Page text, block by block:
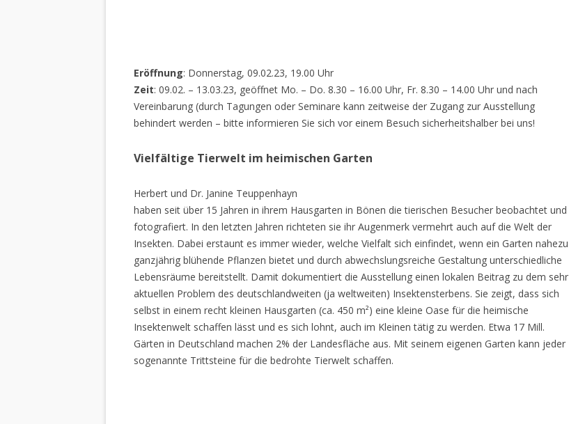
Eröffnung: Donnerstag, 09.02.23, 19.00 Uhr
Zeit: 09.02. – 13.03.23, geöffnet Mo. – Do. 8.30 – 16.00 Uhr, Fr. 8.30 – 14.00 Uhr und nach
Vereinbarung (durch Tagungen oder Seminare kann zeitweise der Zugang zur Ausstellung
behindert werden – bitte informieren Sie sich vor einem Besuch sicherheitshalber bei uns!
Vielfältige Tierwelt im heimischen Garten
Herbert und Dr. Janine Teuppenhayn
haben seit über 15 Jahren in ihrem Hausgarten in Bönen die tierischen Besucher beobachtet und
fotografiert. In den letzten Jahren richteten sie ihr Augenmerk vermehrt auch auf die Welt der
Insekten. Dabei erstaunt es immer wieder, welche Vielfalt sich einfindet, wenn ein Garten nahezu
ganzjährig blühende Pflanzen bietet und durch abwechslungsreiche Gestaltung unterschiedliche
Lebensräume bereitstellt. Damit dokumentiert die Ausstellung einen lokalen Beitrag zu dem sehr
aktuellen Problem des deutschlandweiten (ja weltweiten) Insektensterbens. Sie zeigt, dass sich
selbst in einem recht kleinen Hausgarten (ca. 450 m²) eine kleine Oase für die heimische
Insektenwelt schaffen lässt und es sich lohnt, auch im Kleinen tätig zu werden. Etwa 17 Mill.
Gärten in Deutschland machen 2% der Landesfläche aus. Mit seinem eigenen Garten kann jeder
sogenannte Trittsteine für die bedrohte Tierwelt schaffen.